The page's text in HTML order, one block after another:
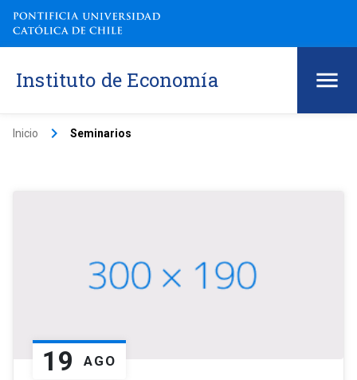
Instituto de Economía
Inicio keyboard_arrow_right Seminarios
19 AGO